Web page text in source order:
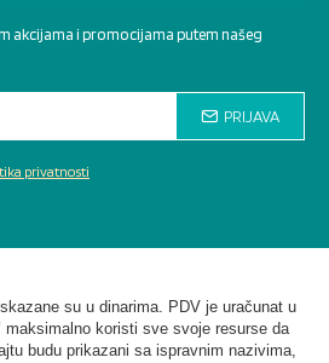
akcijama i promocijama putem našeg
PRIJAVA
privatnosti
su u dinarima. PDV je uračunat u
koristi sve svoje resurse da
budu prikazani sa ispravnim nazivima,